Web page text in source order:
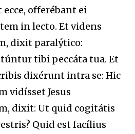
offerébant ei
in lecto. Et videns
dixit paralýtico:
tibi peccáta tua. Et
dixérunt intra se: Hic
vidísset Jesus
dixit: Ut quid cogitátis
Quid est facílius